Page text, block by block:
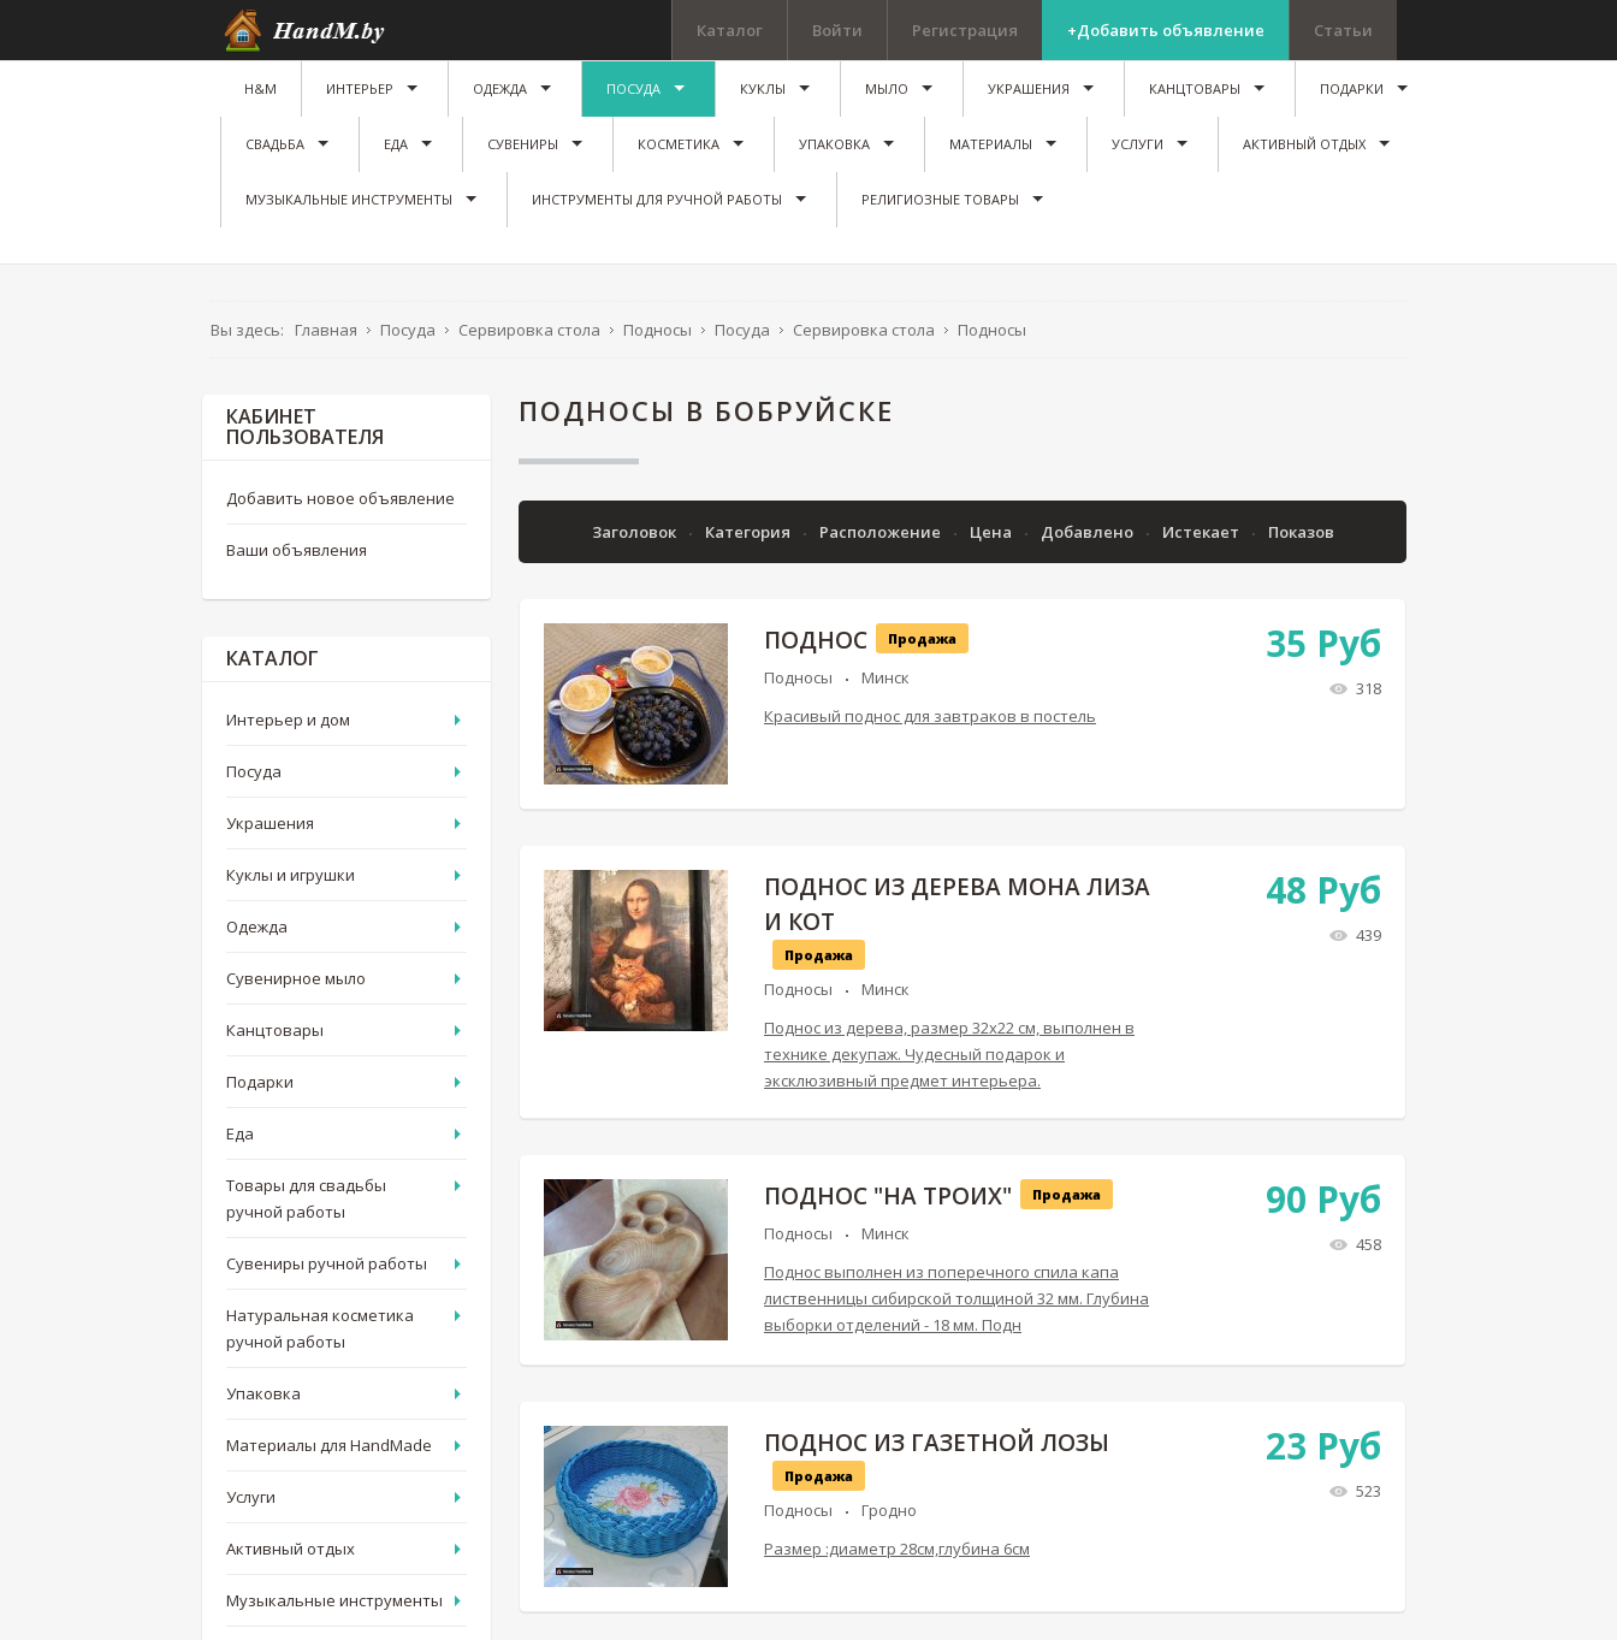
Каталог Войти Регистрация +Добавить объявление Статьи
H&M ИНТЕРЬЕР ОДЕЖДА ПОСУДА КУКЛЫ МЫЛО УКРАШЕНИЯ КАНЦТОВАРЫ ПОДАРКИ
СВАДЬБА ЕДА СУВЕНИРЫ КОСМЕТИКА УПАКОВКА МАТЕРИАЛЫ УСЛУГИ АКТИВНЫЙ ОТДЫХ
МУЗЫКАЛЬНЫЕ ИНСТРУМЕНТЫ ИНСТРУМЕНТЫ ДЛЯ РУЧНОЙ РАБОТЫ РЕЛИГИОЗНЫЕ ТОВАРЫ
Вы здесь: Главная Посуда Сервировка стола Подносы Посуда Сервировка стола Подносы
ПОДНОСЫ В БОБРУЙСКЕ
Заголовок Категория Расположение Цена Добавлено Истекает Показов
ПОДНОС Продажа
Подносы
Минск
Красивый поднос для завтраков в постель
35 Руб
318
ПОДНОС ИЗ ДЕРЕВА МОНА ЛИЗА
И КОТ
Продажа
Подносы
Минск
Поднос из дерева, размер 32х22 см, выполнен в
технике декупаж. Чудесный подарок и
эксклюзивный предмет интерьера.
48 Руб
439
ПОДНОС "НА ТРОИХ" Продажа
Подносы
Минск
Поднос выполнен из поперечного спила капа
лиственницы сибирской толщиной 32 мм. Глубина
выборки отделений - 18 мм. Подн
90 Руб
458
ПОДНОС ИЗ ГАЗЕТНОЙ ЛОЗЫ
Продажа
Подносы
Гродно
Размер :диаметр 28см,глубина 6см
23 Руб
523
КАБИНЕТ
ПОЛЬЗОВАТЕЛЯ
Добавить новое объявление
Ваши объявления
КАТАЛОГ
Интерьер и дом
Посуда
Украшения
Куклы и игрушки
Одежда
Сувенирное мыло
Канцтовары
Подарки
Еда
Товары для свадьбы
ручной работы
Сувениры ручной работы
Натуральная косметика
ручной работы
Упаковка
Материалы для HandMade
Услуги
Активный отдых
Музыкальные инструменты